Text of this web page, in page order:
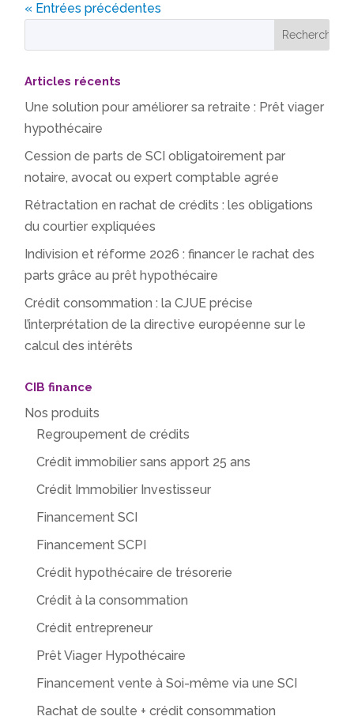
« Entrées précédentes
Articles récents
Une solution pour améliorer sa retraite : Prêt viager
hypothécaire
Cession de parts de SCI obligatoirement par
notaire, avocat ou expert comptable agrée
Rétractation en rachat de crédits : les obligations
du courtier expliquées
Indivision et réforme 2026 : financer le rachat des
parts grâce au prêt hypothécaire
Crédit consommation : la CJUE précise
l’interprétation de la directive européenne sur le
calcul des intérêts
CIB finance
Nos produits
Regroupement de crédits
Crédit immobilier sans apport 25 ans
Crédit Immobilier Investisseur
Financement SCI
Financement SCPI
Crédit hypothécaire de trésorerie
Crédit à la consommation
Crédit entrepreneur
Prêt Viager Hypothécaire
Financement vente à Soi-même via une SCI
Rachat de soulte + crédit consommation